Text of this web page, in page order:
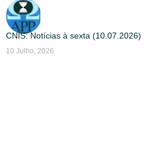
CNIS: Notícias à sexta (10.07.2026)
10 Julho, 2026